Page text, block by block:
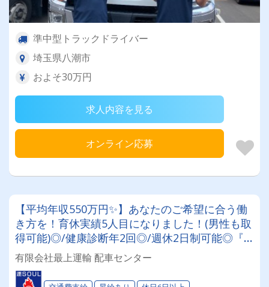
準中型トラックドライバー
埼玉県八潮市
およそ30万円
求人内容を見る
オンライン応募
【平均年収550万円✨】あなたのご希望に合う働
き方を！育休実績5人目になりました！(男性も取
得可能)◎/健康診断年2回◎/週休2日制可能◎『2
ｔ、4ｔドライバー』基本手積み手卸しなし。固
定OR歩合！働き方選べます！社長は従業員ファ
ーストの愉快な方なので働きやすい環境です♪
有限会社最上運輸 配車センター